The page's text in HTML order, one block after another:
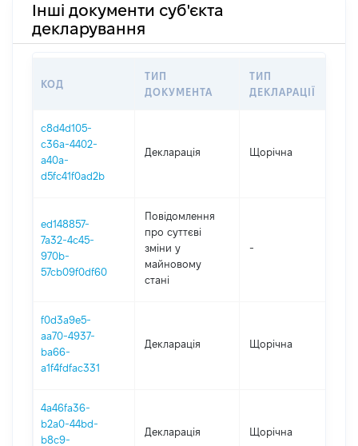
Інші документи суб'єкта
декларування
КОД
ТИП
ДОКУМЕНТА
ТИП
ДЕКЛАРАЦІЇ
c8d4d105-
c36a-4402-
a40a-
d5fc41f0ad2b
Декларація Щорічна
ed148857-
7a32-4c45-
970b-
57cb09f0df60
Повідомлення
про суттєві
зміни y
майновому
стані
-
f0d3a9e5-
aa70-4937-
ba66-
a1f4fdfac331
Декларація Щорічна
4a46fa36-
b2a0-44bd-
b8c9-
Декларація Щорічна